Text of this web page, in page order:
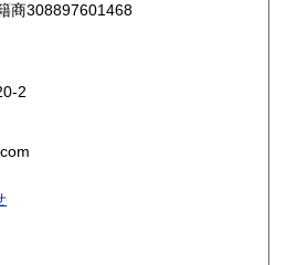
円 島根県
商308897601468
2
本の古本屋サイトでの販売を行っ